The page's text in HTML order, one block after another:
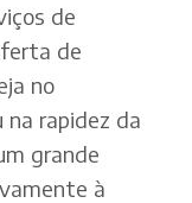
de
de
no
rapidez da
grande
à